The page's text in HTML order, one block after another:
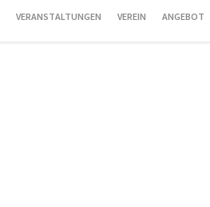
VERANSTALTUNGEN VEREIN ANGEBOT